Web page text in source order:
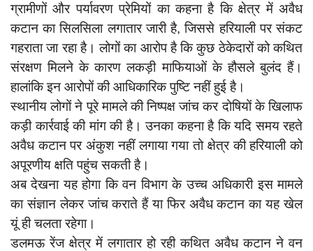
English
ग्रामीणों और पर्यावरण प्रेमियों का कहना है कि क्षेत्र में अवैध
कटान का सिलसिला लगातार जारी है, जिससे हरियाली पर संकट
गहराता जा रहा है। लोगों का आरोप है कि कुछ ठेकेदारों को कथित
संरक्षण मिलने के कारण लकड़ी माफियाओं के हौसले बुलंद हैं।
हालांकि इन आरोपों की आधिकारिक पुष्टि नहीं हुई है।
स्थानीय लोगों ने पूरे मामले की निष्पक्ष जांच कर दोषियों के खिलाफ
कड़ी कार्रवाई की मांग की है। उनका कहना है कि यदि समय रहते
अवैध कटान पर अंकुश नहीं लगाया गया तो क्षेत्र की हरियाली को
अपूरणीय क्षति पहुंच सकती है।
अब देखना यह होगा कि वन विभाग के उच्च अधिकारी इस मामले
का संज्ञान लेकर जांच कराते हैं या फिर अवैध कटान का यह खेल
यूं ही चलता रहेगा।
डलमऊ रेंज क्षेत्र में लगातार हो रही कथित अवैध कटान ने वन